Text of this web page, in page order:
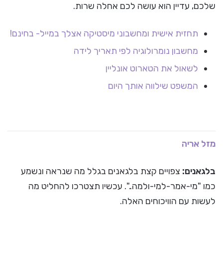
שלכם, עדיין הוא עושה לכם אחלה שרות.
תחזית אישית ומחשבוני מיסטיקה אצלך במייל- בחינם!
מחשבון נומרולוגיה לפי תאריך לידה
לשאול את הטארוט אונליין
המשפט שילווה אותך היום
מזל אריה
בלגאנים: צפויים קצת בלגאנים בגלל מה שנראה ונשמע
כמו "מי-אמר-למי-ולמה..". עכשיו תצטרכו להחליט מה
לעשות עם הוויכוחים האלה.